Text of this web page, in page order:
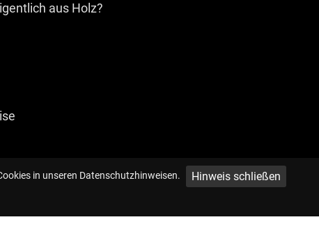
in unseren Datenschutzhinweisen.
Hinweis schließen
aus Holz?